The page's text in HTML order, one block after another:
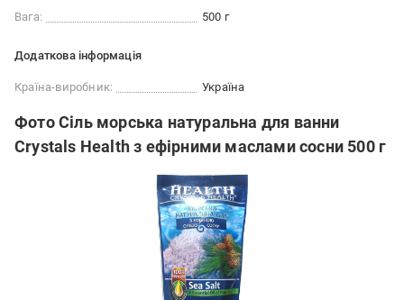
Вага:
500 г
Додаткова інформація
Країна-виробник: Україна
Фото Сіль морська натуральна для ванни
Crystals Health з ефірними маслами сосни 500 г